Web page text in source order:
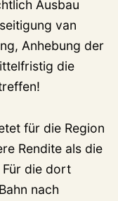
Ausbau
van
Anhebung der
die
für die Region
Rendite als die
die dort
nach